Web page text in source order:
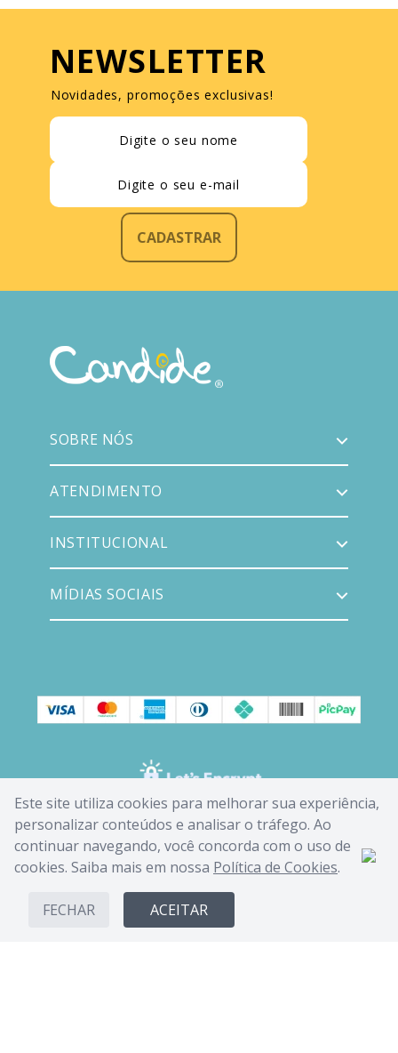
Este site utiliza cookies para melhorar sua experiência,
personalizar conteúdos e analisar o tráfego. Ao
continuar navegando, você concorda com o uso de
cookies. Saiba mais em nossa Política de Cookies.
FECHAR ACEITAR
NEWSLETTER
Novidades, promoções exclusivas!
CADASTRAR
SOBRE NÓS
ATENDIMENTO
INSTITUCIONAL
MÍDIAS SOCIAIS